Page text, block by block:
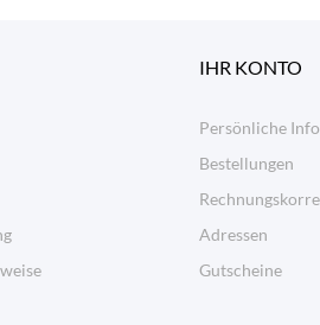
IHR KONTO
Persönliche
Bestellungen
Adressen
Gutscheine